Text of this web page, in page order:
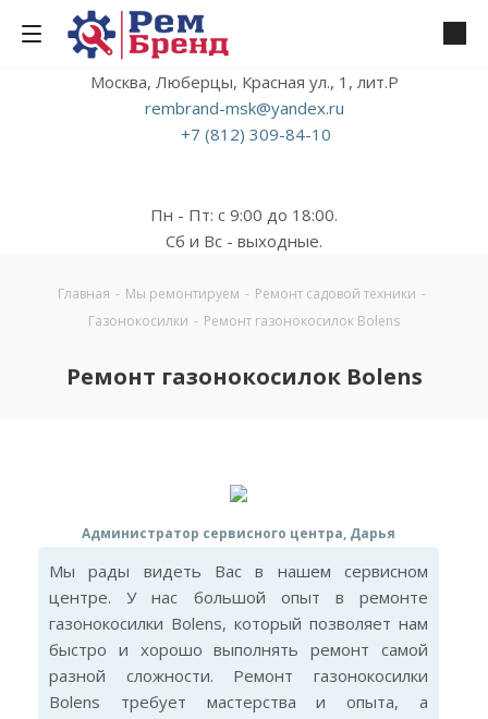
Москва, Люберцы, Красная ул., 1, лит.Р
rembrand-msk@yandex.ru
+7 (812) 309-84-10
Пн - Пт: с 9:00 до 18:00.
Сб и Вс - выходные.
Главная - Мы ремонтируем - Ремонт садовой техники -
Газонокосилки - Ремонт газонокосилок Bolens
Ремонт газонокосилок Bolens
Администратор сервисного центра, Дарья
Мы рады видеть Вас в нашем сервисном
центре. У нас большой опыт в ремонте
газонокосилки Bolens, который позволяет нам
быстро и хорошо выполнять ремонт самой
разной сложности. Ремонт газонокосилки
Bolens требует мастерства и опыта, а